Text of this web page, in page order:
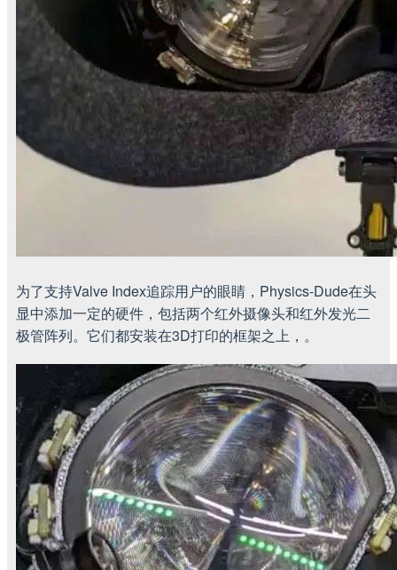
为了支持Valve Index追踪用户的眼睛，Physics-Dude在头
显中添加一定的硬件，包括两个红外摄像头和红外发光二
极管阵列。它们都安装在3D打印的框架之上，。